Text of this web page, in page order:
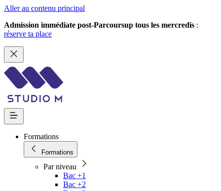
Aller au contenu principal
Admission immédiate post-Parcoursup tous les mercredis :
réserve ta place
Formations
Formations
Par niveau
Bac +1
Bac +2